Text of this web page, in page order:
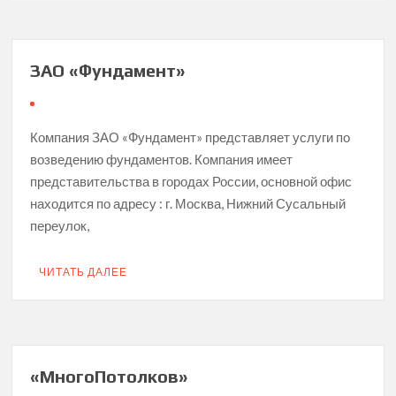
ЗАО «Фундамент»
Компания ЗАО «Фундамент» представляет услуги по
возведению фундаментов. Компания имеет
представительства в городах России, основной офис
находится по адресу : г. Москва, Нижний Сусальный
переулок,
ЧИТАТЬ ДАЛЕЕ
«МногоПотолков»